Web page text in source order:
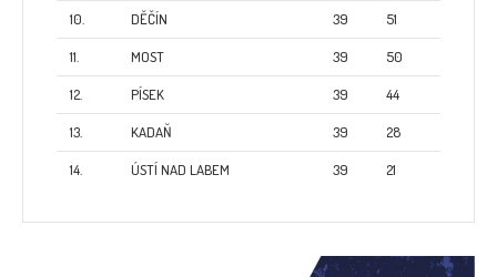
10. DĚČÍN 39 51
11. MOST 39 50
12. PÍSEK 39 44
13. KADAŇ 39 28
14. ÚSTÍ NAD LABEM 39 21